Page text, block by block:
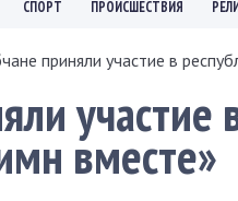
СПОРТ ПРОИСШЕСТВИЯ
приняли участие в
участие
вместе»